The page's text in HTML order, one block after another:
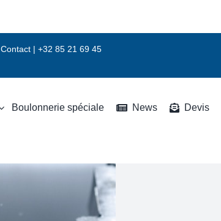
Contact | +32 85 21 69 45
Boulonnerie spéciale News
Devis